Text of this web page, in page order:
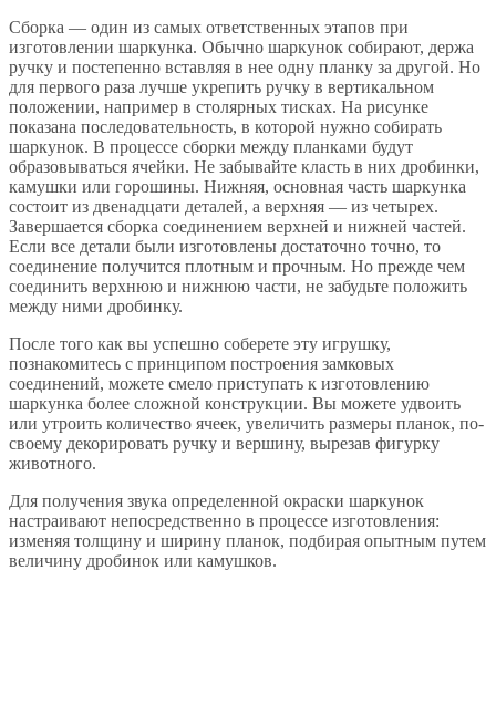
Сборка — один из самых ответственных этапов при
изготовлении шаркунка. Обычно шаркунок собирают, держа
ручку и постепенно вставляя в нее одну планку за другой. Но
для первого раза лучше укрепить ручку в вертикальном
положении, например в столярных тисках. На рисунке
показана последовательность, в которой нужно собирать
шаркунок. В процессе сборки между планками будут
образовываться ячейки. Не забывайте класть в них дробинки,
камушки или горошины. Нижняя, основная часть шаркунка
состоит из двенадцати деталей, а верхняя — из четырех.
Завершается сборка соединением верхней и нижней частей.
Если все детали были изготовлены достаточно точно, то
соединение получится плотным и прочным. Но прежде чем
соединить верхнюю и нижнюю части, не забудьте положить
между ними дробинку.
После того как вы успешно соберете эту игрушку,
познакомитесь с принципом построения замковых
соединений, можете смело приступать к изготовлению
шаркунка более сложной конструкции. Вы можете удвоить
или утроить количество ячеек, увеличить размеры планок, по-
своему декорировать ручку и вершину, вырезав фигурку
животного.
Для получения звука определенной окраски шаркунок
настраивают непосредственно в процессе изготовления:
изменяя толщину и ширину планок, подбирая опытным путем
величину дробинок или камушков.